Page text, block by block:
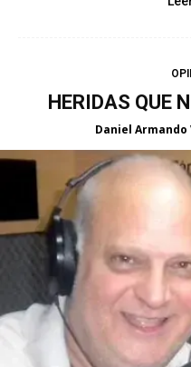
HERIDAS QUE
Daniel Armando